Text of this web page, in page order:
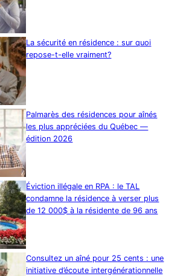
La sécurité en résidence : sur quoi
repose-t-elle vraiment?
Palmarès des résidences pour aînés
les plus appréciées du Québec —
édition 2026
Éviction illégale en RPA : le TAL
condamne la résidence à verser plus
de 12 000$ à la résidente de 96 ans
Consultez un aîné pour 25 cents : une
initiative d’écoute intergénérationnelle